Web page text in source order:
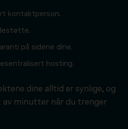
kontaktperson.
på sidene dine.
hosting.
dine alltid er synlige, og
av minutter når du trenger